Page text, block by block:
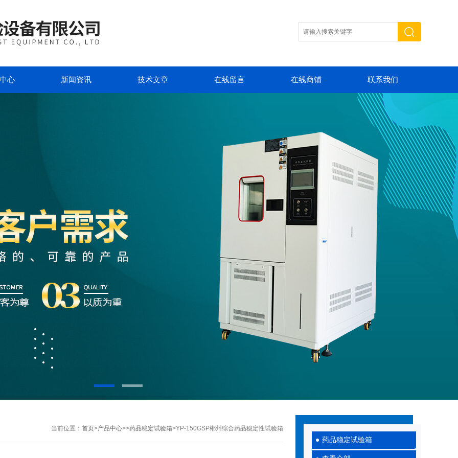
心 新闻资讯 技术文章 在线留言 在线商铺 联系我们
药品稳定试验箱
当前位置： 首页>产品中心>>药品稳定试验箱>YP-150GSP郴州综合药品稳定性试验箱